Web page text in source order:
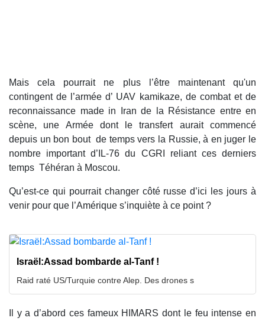
Mais cela pourrait ne plus l’être maintenant qu'un
contingent de l’armée d’ UAV kamikaze, de combat et de
reconnaissance made in Iran de la Résistance entre en
scène, une Armée dont le transfert aurait commencé
depuis un bon bout de temps vers la Russie, à en juger le
nombre important d’IL-76 du CGRI reliant ces derniers
temps Téhéran à Moscou.
Qu’est-ce qui pourrait changer côté russe d’ici les jours à
venir pour que l’Amérique s’inquiète à ce point ?
Israël:Assad bombarde al-Tanf !
Raid raté US/Turquie contre Alep. Des drones s
Il y a d’abord ces fameux HIMARS dont le feu intense en